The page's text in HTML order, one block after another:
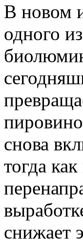
В новом
одного
снова
тогда
снижает